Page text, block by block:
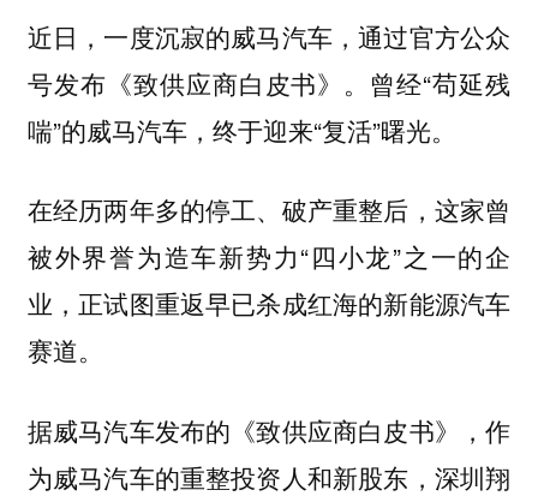
近日，一度沉寂的威马汽车，通过官方公众
号发布《致供应商白皮书》。曾经“苟延残
喘”的威马汽车，终于迎来“复活”曙光。
在经历两年多的停工、破产重整后，这家曾
被外界誉为造车新势力“四小龙”之一的企
业，正试图重返早已杀成红海的新能源汽车
赛道。
据威马汽车发布的《致供应商白皮书》，作
为威马汽车的重整投资人和新股东，深圳翔